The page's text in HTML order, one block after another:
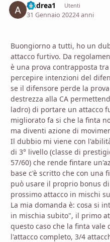
Andrea1 Utenti
31 Gennaio 20224 anni
Buongiorno a tutti, ho un
attacco furtivo. Da
è una prova contrapposta
percepire intenzioni del
se il difensore perde la
destrezza alla CA
ladro) di portare un attacco
migliorato fa si che la finta
ma diventi azione di
Il dubbio mi viene con
di 3° livello (classe di
57/60) che rende fintare
base c'è scritto che con una
può usare il proprio bonus
prossimo attacco in mischi
La mia domanda è: cosa si
in mischia subito", il primo
questo caso che la finta
l'attacco completo, 3/4